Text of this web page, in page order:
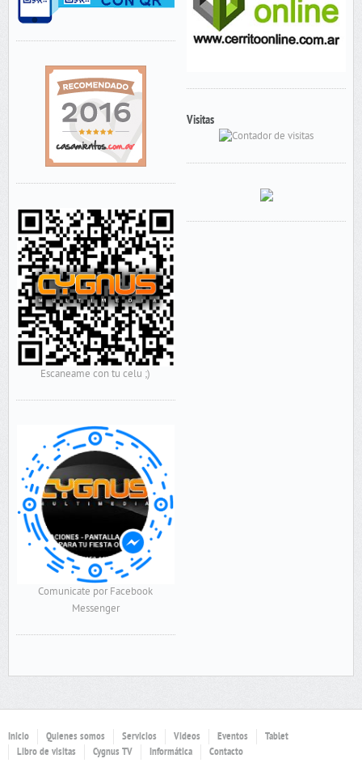
Escaneame con tu celu ;)
Comunicate por Facebook
Messenger
Visitas
Inicio Quienes somos Servicios Videos Eventos
Tablet
Libro de visitas
Cygnus TV Informática Contacto